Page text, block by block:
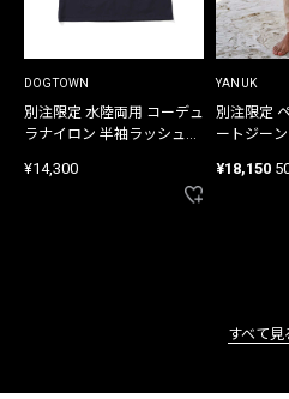
DOGTOWN
別注限定 水陸両用 コーデュ
ラナイロン 半袖ラッシュガ
¥14,300
YANUK
別注限定
ートジー
¥18,150
すべて見